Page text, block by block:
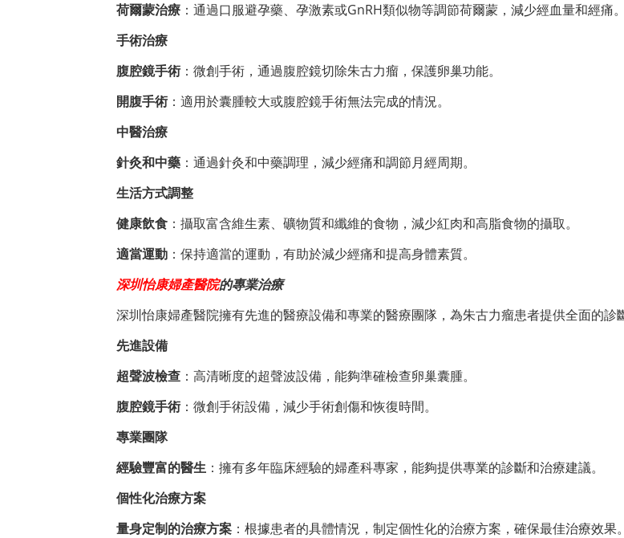
荷爾蒙治療 ：通過口服避孕藥、孕激素或GnRH類似物等調節荷爾蒙，減少經血量和經痛。
手術治療
腹腔鏡手術 ：微創手術，通過腹腔鏡切除朱古力瘤，保護卵巢功能。
開腹手術 ：適用於囊腫較大或腹腔鏡手術無法完成的情況。
中醫治療
針灸和中藥 ：通過針灸和中藥調理，減少經痛和調節月經周期。
生活方式調整
健康飲食 ：攝取富含維生素、礦物質和纖維的食物，減少紅肉和高脂食物的攝取。
適當運動 ：保持適當的運動，有助於減少經痛和提高身體素質。
深圳怡康婦產醫院的專業治療
深圳怡康婦產醫院擁有先進的醫療設備和專業的醫療團隊，為朱古力瘤患者提供全面的診
先進設備
超聲波檢查 ：高清晰度的超聲波設備，能夠準確檢查卵巢囊腫。
腹腔鏡手術 ：微創手術設備，減少手術創傷和恢復時間。
專業團隊
經驗豐富的醫生 ：擁有多年臨床經驗的婦產科專家，能夠提供專業的診斷和治療建議。
個性化治療方案
量身定制的治療方案 ：根據患者的具體情況，制定個性化的治療方案，確保最佳治療效果。